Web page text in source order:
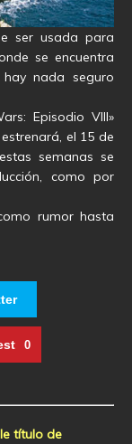
ser usada para
se encuentra
nada seguro
Episodio VIII»
el 15 de
semanas se
como por
rumor hasta
0
título de